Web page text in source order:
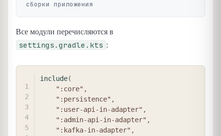
Все модули перечисляются в
settings.gradle.kts :
include(
":core" ,
":persistence" ,
":user-api-in-adapter" ,
":admin-api-in-adapter" ,
":kafka-in-adapter" ,